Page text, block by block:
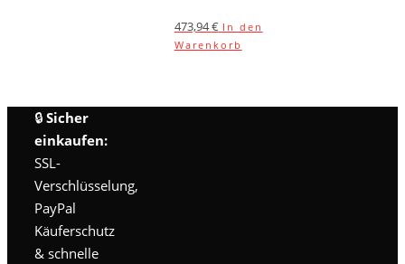
473,94€ In den
Warenkorb
🔒 Sicher
einkaufen:
SSL-
Verschlüsselung,
PayPal
Käuferschutz
& schnelle